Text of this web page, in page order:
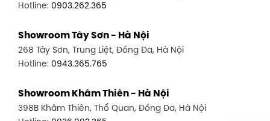
66 đường DT743, An Phú, Thuận An, Bình Dương
Showroom Biên Hòa - Đồng Nai
452 Nguyễn Ái Quốc, Tân Tiến, TP. Biên Hòa, Đồng Nai
Showroom Buôn Ma Thuột
Hotline:0934.02.18.18
Hotline: 0903.262.365
Showroom Tây Sơn - Hà Nội
268 Tây Sơn, Trung Liệt, Đống Đa, Hà Nội
Hotline: 0943.365.765
Showroom Khâm Thiên - Hà Nội
398B Khâm Thiên, Thổ Quan, Đống Đa, Hà Nội